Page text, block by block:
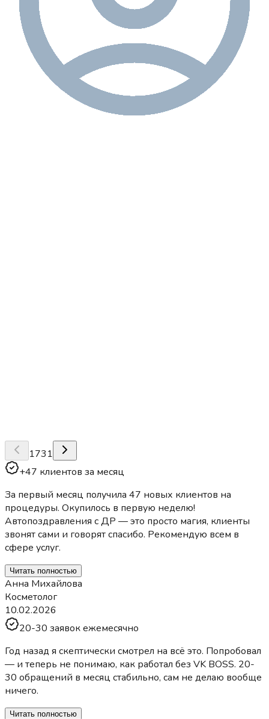
1731
+47 клиентов за месяц
За первый месяц получила 47 новых клиентов на
процедуры. Окупилось в первую неделю!
Автопоздравления с ДР — это просто магия, клиенты
звонят сами и говорят спасибо. Рекомендую всем в
сфере услуг.
Читать полностью
Анна Михайлова
Косметолог
10.02.2026
20-30 заявок ежемесячно
Год назад я скептически смотрел на всё это. Попробовал
— и теперь не понимаю, как работал без VK BOSS. 20-
30 обращений в месяц стабильно, сам не делаю вообще
ничего.
Читать полностью